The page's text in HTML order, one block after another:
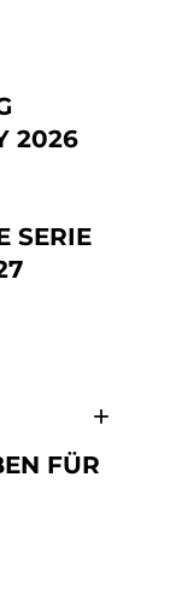
2026
SERIE
FÜR